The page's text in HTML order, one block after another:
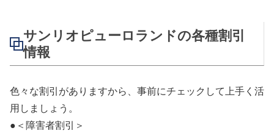
サンリオピューロランドの各種割引
情報
色々な割引がありますから、事前にチェックして上手く活
用しましょう。
●＜障害者割引＞